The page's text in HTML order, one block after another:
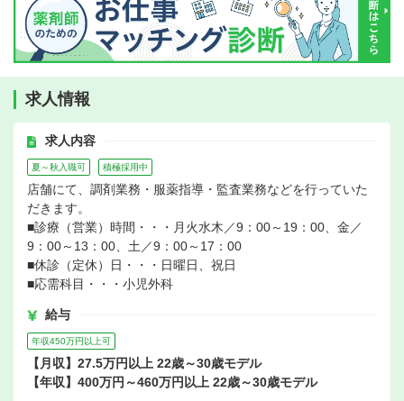
求人情報
求人内容
夏～秋入職可 積極採用中
店舗にて、調剤業務・服薬指導・監査業務などを行っていた
だきます。
■診療（営業）時間・・・月火水木／9：00～19：00、金／
9：00～13：00、土／9：00～17：00
■休診（定休）日・・・日曜日、祝日
■応需科目・・・小児外科
給与
年収450万円以上可
【月収】27.5万円以上 22歳～30歳モデル
【年収】400万円～460万円以上 22歳～30歳モデル